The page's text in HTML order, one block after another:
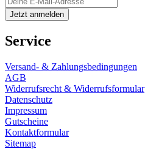
Service
Versand- & Zahlungsbedingungen
AGB
Widerrufsrecht & Widerrufsformular
Datenschutz
Impressum
Gutscheine
Kontaktformular
Sitemap